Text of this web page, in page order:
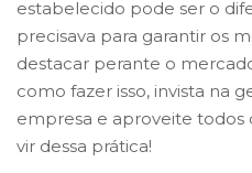
estabelecido pode ser o
precisava para garantir os
destacar perante o
como fazer isso, invista na
empresa e aproveite
vir dessa prática!